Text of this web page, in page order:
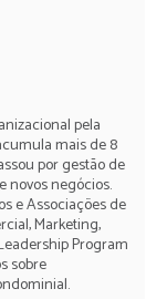
pela
mais de 8
por gestão de
novos negócios.
e Associações de
Marketing,
Program
sobre